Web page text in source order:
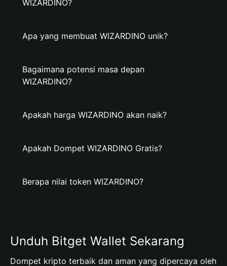
WIZARDINO?
Apa yang membuat WIZARDINO unik?
Bagaimana potensi masa depan
WIZARDINO?
Apakah harga WIZARDINO akan naik?
Apakah Dompet WIZARDINO Gratis?
Berapa nilai token WIZARDINO?
Unduh Bitget Wallet Sekarang
Dompet kripto terbaik dan aman yang dipercaya oleh